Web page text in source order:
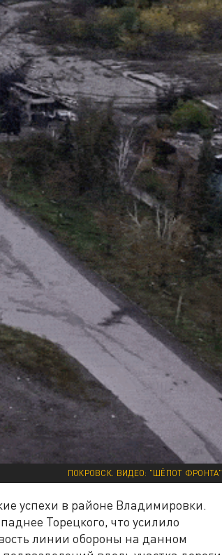
ПОКРОВСК. ВИДЕО: "ШЁПОТ ФРОНТА"
успехи в районе Владимировки.
Торецкого, что усилило
линии обороны на данном